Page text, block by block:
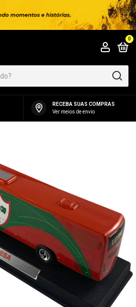
0
RECEBA SUAS COMPRAS
Ver meios de envio